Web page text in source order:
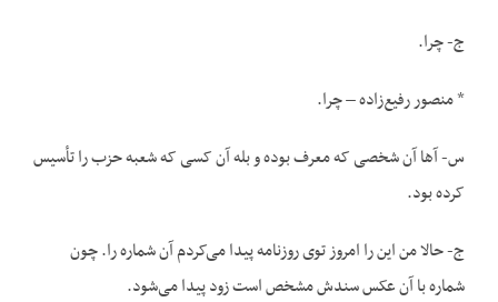
ج- چرا.
* منصور رفیع‌زاده – چرا.
س- آها آن شخصی که معرف بوده و بله آن کسی که شعبه حزب را تأسیس
کرده بود.
ج- حالا من این را امروز توی روزنامه پیدا می‌کردم آن شماره را. چون
شماره با آن عکس سندش مشخص است زود پیدا می‌شود.